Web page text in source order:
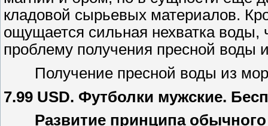
кладовой сырьевых материалов.
ощущается сильная нехватка воды,
проблему получения пресной воды
Получение пресной воды из
7.99 USD. Футболки мужские.
Развитие принципа обычного